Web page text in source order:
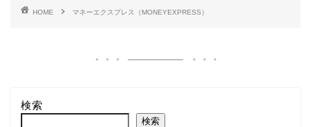
HOME マネーエクスプレス（MONEYEXPRESS）
検索
検索